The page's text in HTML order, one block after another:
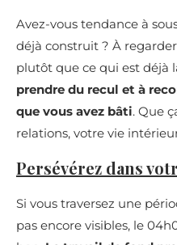
Avez-vous tendance à
déjà construit ? À
plutôt que ce qui est déjà
prendre du recul et à
que vous avez bâti. Que
relations, votre vie
Persévérez dans
Si vous traversez une
pas encore visibles, le